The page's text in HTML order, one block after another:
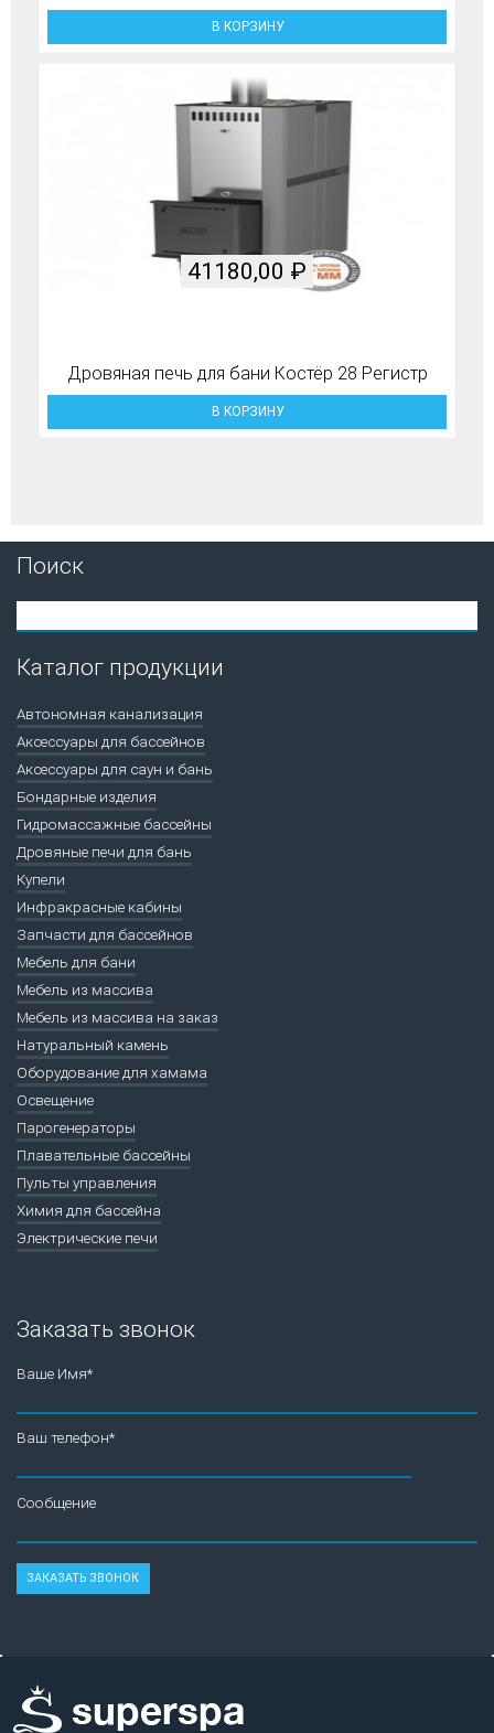
В КОРЗИНУ
Дровяная печь для бани Костёр 28 Регистр
41180,00 ₽
В КОРЗИНУ
Поиск
Каталог продукции
Автономная канализация
Аксессуары для бассейнов
Аксессуары для саун и бань
Бондарные изделия
Гидромассажные бассейны
Дровяные печи для бань
Купели
Инфракрасные кабины
Запчасти для бассейнов
Мебель для бани
Мебель из массива
Мебель из массива на заказ
Натуральный камень
Оборудование для хамама
Освещение
Парогенераторы
Плавательные бассейны
Пульты управления
Химия для бассейна
Электрические печи
Заказать звонок
Ваше Имя*
Ваш телефон*
Сообщение